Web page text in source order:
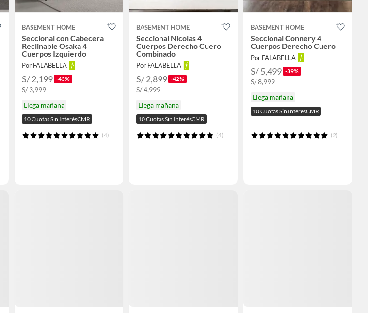
BASEMENT HOME
Seccional con Cabecera
Reclinable Osaka 4
Cuerpos Izquierdo
Por FALABELLA
S/ 2,199 -45%
S/ 3,999
Llega mañana
10 Cuotas Sin InterésCMR
(4)
BASEMENT HOME
Seccional Nicolas 4
Cuerpos Derecho Cuero
Combinado
Por FALABELLA
S/ 2,899 -42%
S/ 4,999
Llega mañana
10 Cuotas Sin InterésCMR
(4)
BASEMENT HOME
Seccional Connery 4
Cuerpos Derecho Cuero
Por FALABELLA
S/ 5,499 -39%
S/ 8,999
Llega mañana
10 Cuotas Sin InterésCMR
(2)